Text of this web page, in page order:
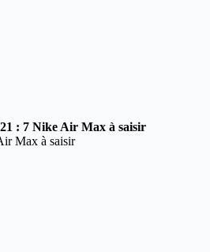
: 7 Nike Air Max à saisir
Max à saisir